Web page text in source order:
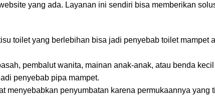
yang ada. Layanan ini sendiri bisa memberikan
toilet yang berlebihan bisa jadi penyebab toilet mampet
pembalut wanita, mainan anak-anak, atau benda
penyebab pipa mampet.
menyebabkan penyumbatan karena permukaannya yang